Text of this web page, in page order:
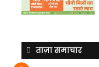
ताज़ा समाचार